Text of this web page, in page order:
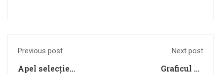
Previous post
Apel selecție
Next post
Graficul de